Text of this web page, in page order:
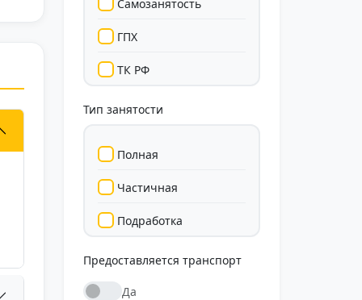
Самозанятость
ГПХ
ТК РФ
Тип занятости
Полная
Частичная
Подработка
Предоставляется транспорт
Да
минус — иногда попадаются тяжёлые
но это редкость. В целом работа нравится: активно,